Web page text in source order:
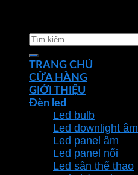
Tìm
kiếm:
TRANG CHỦ
CỬA HÀNG
GIỚI THIỆU
Đèn led
Led bulb
Led downlight âm
Led panel âm
Led panel nổi
Led sân thể thao